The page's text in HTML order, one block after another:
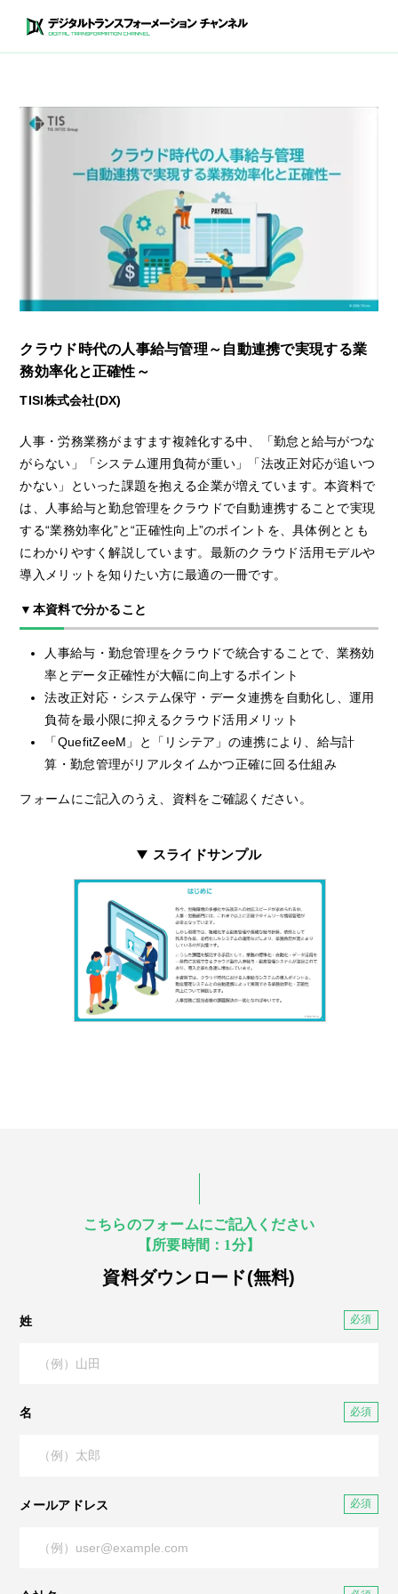
クラウド時代の人事給与管理～自動連携で実現する業
務効率化と正確性～
TISI株式会社(DX)
人事・労務業務がますます複雑化する中、「勤怠と給与がつな
がらない」「システム運用負荷が重い」「法改正対応が追いつ
かない」といった課題を抱える企業が増えています。本資料で
は、人事給与と勤怠管理をクラウドで自動連携することで実現
する“業務効率化”と“正確性向上”のポイントを、具体例ととも
にわかりやすく解説しています。最新のクラウド活用モデルや
導入メリットを知りたい方に最適の一冊です。
▼本資料で分かること
人事給与・勤怠管理をクラウドで統合することで、業務効
率とデータ正確性が大幅に向上するポイント
法改正対応・システム保守・データ連携を自動化し、運用
負荷を最小限に抑えるクラウド活用メリット
「QuefitZeeM」と「リシテア」の連携により、給与計
算・勤怠管理がリアルタイムかつ正確に回る仕組み
フォームにご記入のうえ、資料をご確認ください。
スライドサンプル
こちらのフォームにご記入ください
【所要時間：1分】
資料ダウンロード(無料)
姓
名
メールアドレス